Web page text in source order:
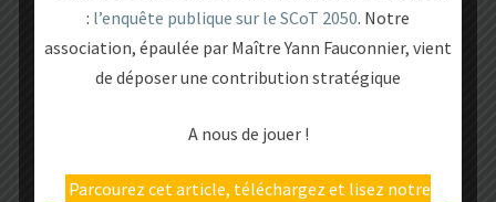
Qui sommes-nous ?
Tous les articles
: l’enquête publique sur le SCoT 2050. Notre
association, épaulée par Maître Yann Fauconnier, vient
de déposer une contribution stratégique
A nous de jouer !
Parcourez cet article, téléchargez et lisez notre